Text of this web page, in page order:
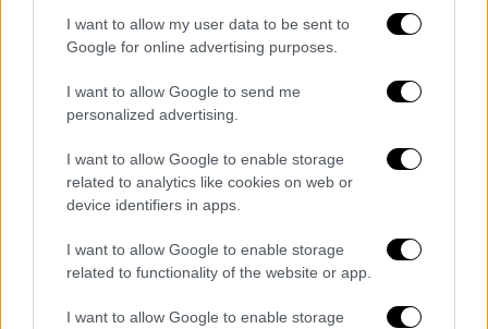
I want to allow my user data to be sent to
Google for online advertising purposes.
I want to allow Google to send me
personalized advertising.
I want to allow Google to enable storage
related to analytics like cookies on web or
device identifiers in apps.
I want to allow Google to enable storage
related to functionality of the website or app.
I want to allow Google to enable storage
Διαβάστε περισσότερα στο Proson.gr:
Διαβάστε ακόμη
Δημιούργησαν με AI νέους ιούς μέσα σε
λίγες ώρες - Γιατί προβληματίζονται οι
επιστήμονες
Σαν το τρομακτικό It: 15χρονο ντυμένος
κλόουν μαχαίρωσε μέχρι θανάτου